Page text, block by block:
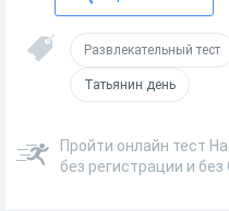
Развлекательный тест
Татьянин день
Пройти онлайн тест
без регистрации и